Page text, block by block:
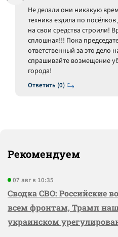
Ответить (0)
Не делали они никакую
техника ездила по
на свои средства строили!
сплошная!!! Пока
ответственный за это дело
спрашивайте возмещение
города!
Рекомендуем
07 авг в 10:35
Сводка СВО: Российские
всем фронтам, Трамп
украинском